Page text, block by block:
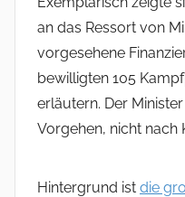
an das Ressort von
vorgesehene
bewilligten 105
erläutern. Der
Vorgehen, nicht nach
Hintergrund ist die